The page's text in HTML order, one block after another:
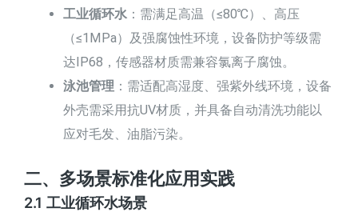
工业循环水 ：需满足高温（≤80℃）、高压
（≤1MPa）及强腐蚀性环境，设备防护等级需
达IP68，传感器材质需兼容氯离子腐蚀。
泳池管理 ：需适配高湿度、强紫外线环境，设备
外壳需采用抗UV材质，并具备自动清洗功能以
应对毛发、油脂污染。
二、多场景标准化应用实践
2.1 工业循环水场景